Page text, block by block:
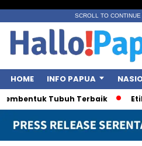
SCROLL TO
HOME INFO PAPUA
Tubuh Terbaik Etika